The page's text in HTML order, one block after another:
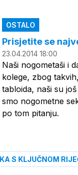
OSTALO
Prisjetite se
23.04.2014 18:00
Naši nogometaši i
kolege, zbog
tabloida, naši su
smo nogometne
po tom pitanju.
S KLJUČNOM